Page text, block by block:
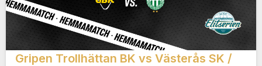
Gripen Trollhättan BK vs Västerås SK /